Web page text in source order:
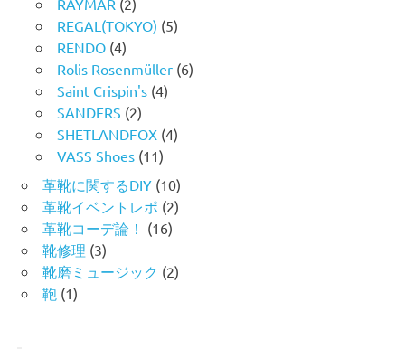
RAYMAR (2)
REGAL(TOKYO) (5)
RENDO (4)
Rolis Rosenmüller (6)
Saint Crispin's (4)
SANDERS (2)
SHETLANDFOX (4)
VASS Shoes (11)
革靴に関するDIY (10)
革靴イベントレポ (2)
革靴コーデ論！ (16)
靴修理 (3)
靴磨ミュージック (2)
鞄 (1)